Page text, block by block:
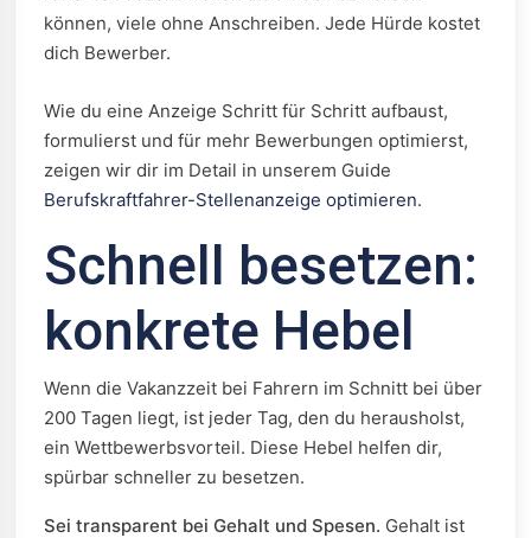
können, viele ohne Anschreiben. Jede Hürde kostet
dich Bewerber.
Wie du eine Anzeige Schritt für Schritt aufbaust,
formulierst und für mehr Bewerbungen optimierst,
zeigen wir dir im Detail in unserem Guide
Berufskraftfahrer-Stellenanzeige optimieren.
Schnell besetzen:
konkrete Hebel
Wenn die Vakanzzeit bei Fahrern im Schnitt bei über
200 Tagen liegt, ist jeder Tag, den du herausholst,
ein Wettbewerbsvorteil. Diese Hebel helfen dir,
spürbar schneller zu besetzen.
Sei transparent bei Gehalt und Spesen. Gehalt ist